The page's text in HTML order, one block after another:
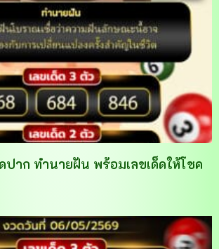
าก ทำนายฝัน พร้อมเลขเด็ดให้โชค